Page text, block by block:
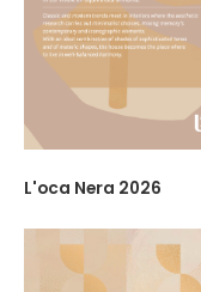
L'oca Nera 2026